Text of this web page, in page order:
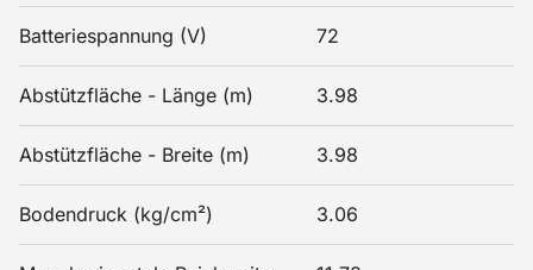
Batteriespannung (V) 72
Abstützfläche - Länge (m) 3.98
Abstützfläche - Breite (m) 3.98
Bodendruck (kg/cm²) 3.06